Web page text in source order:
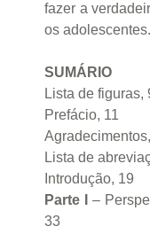
fazer a
os
SUMÁRIO
Lista de figuras,
Prefácio, 11
Lista de
Introdução, 19
Parte I –
33